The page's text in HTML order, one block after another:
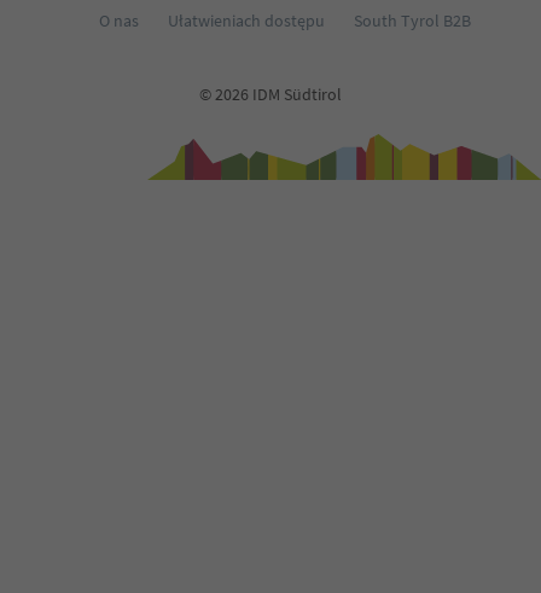
O nas
Ułatwieniach dostępu South Tyrol B2B
© 2026 IDM Südtirol